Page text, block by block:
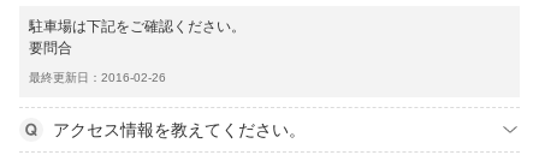
駐車場は下記をご確認ください。
要問合
最終更新日：2016-02-26
アクセス情報を教えてください。